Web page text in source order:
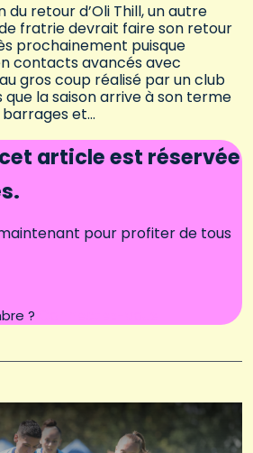
du retour d’Oli Thill, un autre
fratrie devrait faire son retour
prochainement puisque
contacts avancés avec
gros coup réalisé par un club
que la saison arrive à son terme
et…
article est réservée
pour profiter de tous
?